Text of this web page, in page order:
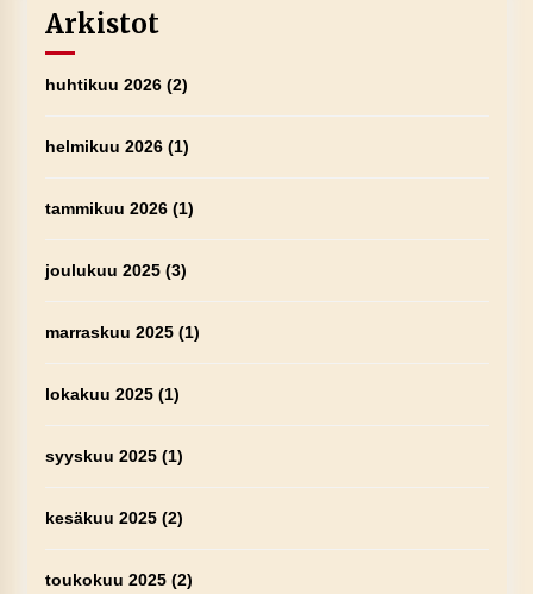
Arkistot
huhtikuu 2026(2)
helmikuu 2026(1)
tammikuu 2026(1)
joulukuu 2025(3)
marraskuu 2025(1)
lokakuu 2025(1)
syyskuu 2025(1)
kesäkuu 2025(2)
toukokuu 2025(2)